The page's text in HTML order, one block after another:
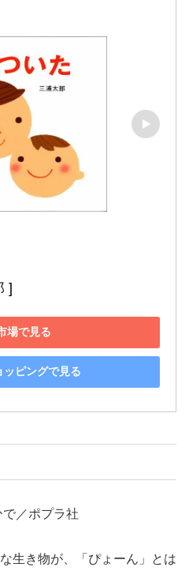
]
場で見る
ピングで見る
／ポプラ社
生き物が、「ぴょーん」とは